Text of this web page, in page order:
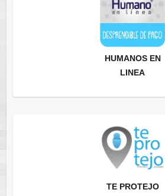
HUMANOS EN
LINEA
TE PROTEJO